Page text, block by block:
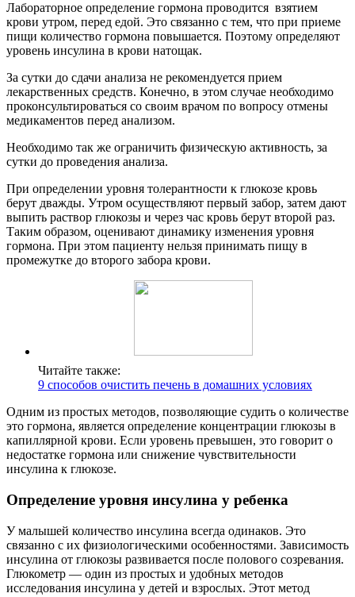
Лабораторное определение гормона проводится взятием
крови утром, перед едой. Это связанно с тем, что при приеме
пищи количество гормона повышается. Поэтому определяют
уровень инсулина в крови натощак.
За сутки до сдачи анализа не рекомендуется прием
лекарственных средств. Конечно, в этом случае необходимо
проконсультироваться со своим врачом по вопросу отмены
медикаментов перед анализом.
Необходимо так же ограничить физическую активность, за
сутки до проведения анализа.
При определении уровня толерантности к глюкозе кровь
берут дважды. Утром осуществляют первый забор, затем дают
выпить раствор глюкозы и через час кровь берут второй раз.
Таким образом, оценивают динамику изменения уровня
гормона. При этом пациенту нельзя принимать пищу в
промежутке до второго забора крови.
Читайте также:
9 способов очистить печень в домашних условиях
Одним из простых методов, позволяющие судить о количестве
это гормона, является определение концентрации глюкозы в
капиллярной крови. Если уровень превышен, это говорит о
недостатке гормона или снижение чувствительности
инсулина к глюкозе.
Определение уровня инсулина у ребенка
У малышей количество инсулина всегда одинаков. Это
связанно с их физиологическими особенностями. Зависимость
инсулина от глюкозы развивается после полового созревания.
Глюкометр — один из простых и удобных методов
исследования инсулина у детей и взрослых. Этот метод